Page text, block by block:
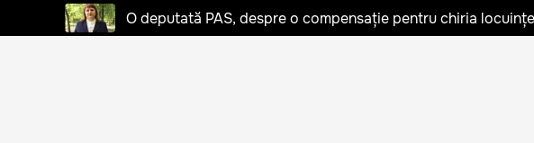
O deputată PAS, despre o compensație pentru chiria